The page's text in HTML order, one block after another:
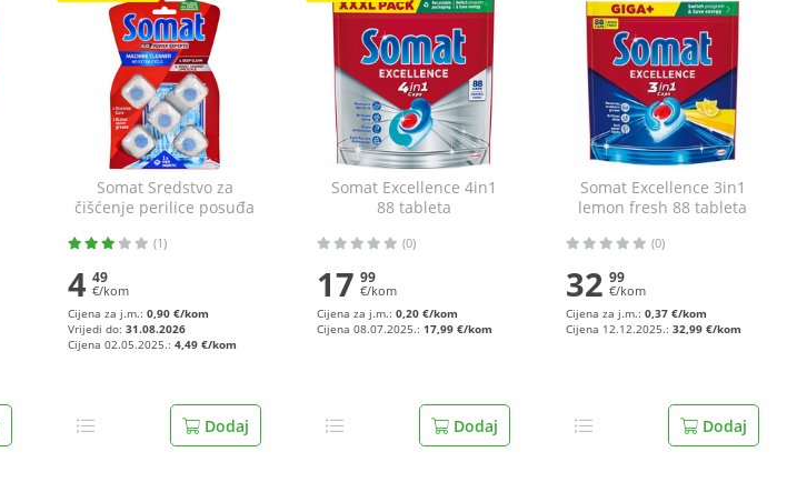
Somat Sredstvo za
čišćenje perilice posuđa
(1)
4 49
€/kom
Cijena za j.m.: 0,90 €/kom
Vrijedi do: 31.08.2026
Cijena 02.05.2025.: 4,49 €/kom
Dodaj
Somat Excellence 4in1
88 tableta
(0)
17 99
€/kom
Cijena za j.m.: 0,20 €/kom
Cijena 08.07.2025.: 17,99 €/kom
Dodaj
Somat Excellence 3in1
lemon fresh 88 tableta
(0)
32 99
€/kom
Cijena za j.m.: 0,37 €/kom
Cijena 12.12.2025.: 32,99 €/kom
Dodaj